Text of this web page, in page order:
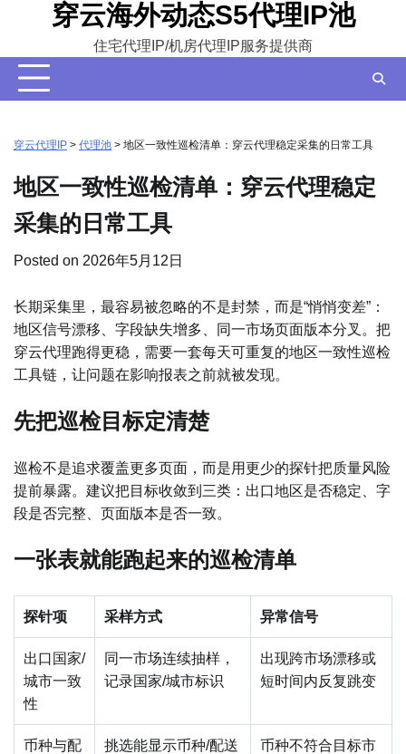
content
穿云海外动态S5代理IP池
住宅代理IP/机房代理IP服务提供商
穿云代理IP > 代理池 > 地区一致性巡检清单：穿云代理稳定采集的日常工具
地区一致性巡检清单：穿云代理稳定
采集的日常工具
Posted on 2026年5月12日
长期采集里，最容易被忽略的不是封禁，而是“悄悄变差”：
地区信号漂移、字段缺失增多、同一市场页面版本分叉。把
穿云代理跑得更稳，需要一套每天可重复的地区一致性巡检
工具链，让问题在影响报表之前就被发现。
先把巡检目标定清楚
巡检不是追求覆盖更多页面，而是用更少的探针把质量风险
提前暴露。建议把目标收敛到三类：出口地区是否稳定、字
段是否完整、页面版本是否一致。
一张表就能跑起来的巡检清单
探针项 采样方式 异常信号
出口国家/
城市一致
性
同一市场连续抽样，
记录国家/城市标识
出现跨市场漂移或
短时间内反复跳变
币种与配
挑选能显示币种/配送
币种不符合目标市